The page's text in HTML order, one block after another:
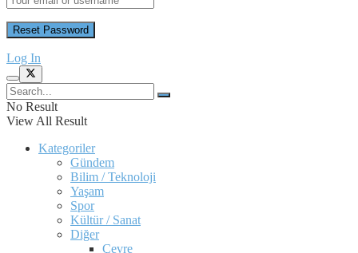
Log In
No Result
View All Result
Kategoriler
Gündem
Bilim / Teknoloji
Yaşam
Spor
Kültür / Sanat
Diğer
Çevre